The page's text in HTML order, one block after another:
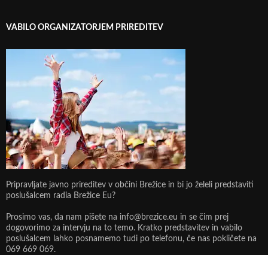
VABILO ORGANIZATORJEM PRIREDITEV
Pripravljate javno prireditev v občini Brežice in bi jo želeli predstaviti
poslušalcem radia Brežice Eu?
Prosimo vas, da nam pišete na info@brezice.eu in se čim prej
dogovorimo za intervju na to temo. Kratko predstavitev in vabilo
poslušalcem lahko posnamemo tudi po telefonu, če nas pokličete na
069 669 069.